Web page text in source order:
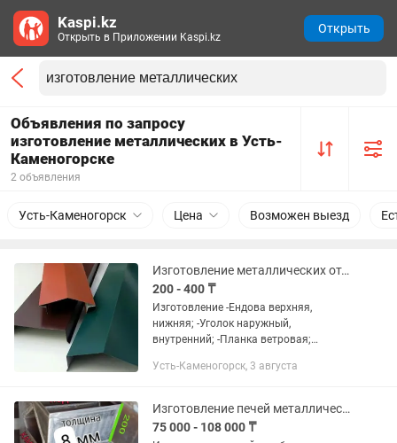
Объявления по запросу
изготовление металлических в Усть-
Каменогорске
2 объявления
Усть-Каменогорск Цена Возможен выезд
Изготовление металлических отливов откосов доборных планок
200 - 400 ₸
Изготовление -Ендова верхняя,
нижняя; -Уголок наружный,
внутренний; -Планка ветровая;
-Парапеды; -Планка карнизные;
простые; -Отлива...
Усть-Каменогорск, 3 августа
Изготовление печей металлических на заказ.
75 000 - 108 000 ₸
Kaspi.kz
Открыть в Приложении Kaspi.kz
Открыть